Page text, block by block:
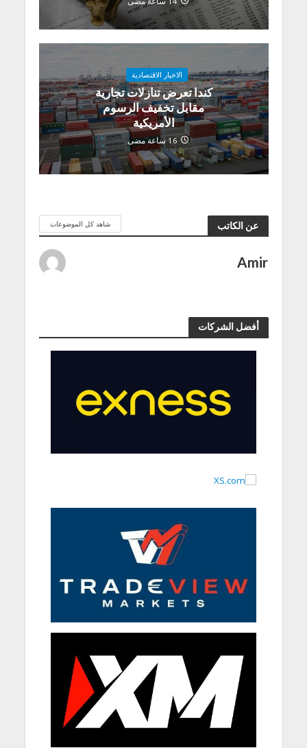
الاخبار الاقتصادية
كندا تعرض تنازلات تجارية
مقابل تخفيف الرسوم
الأمريكية
16 ساعة مضى
عن الكاتب شاهد كل الموضوعات
Amir
أفضل الشركات